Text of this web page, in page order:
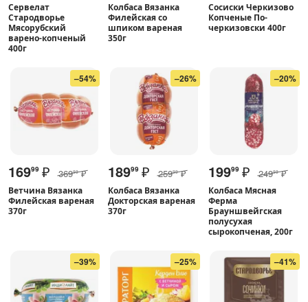
Сервелат
Стародворье
Мясорубский
варено-копченый
400г
Колбаса Вязанка
Филейская со
шпиком вареная
350г
Сосиски Черкизово
Копченые По-
черкизовски 400г
–54%
16999 ₽ 36999 ₽
Ветчина Вязанка
Филейская вареная
370г
–26%
18999 ₽ 25999 ₽
Колбаса Вязанка
Докторская вареная
370г
–20%
19999 ₽ 24999 ₽
Колбаса Мясная
Ферма
Брауншвейгская
полусухая
сырокопченая, 200г
–39% –25% –41%